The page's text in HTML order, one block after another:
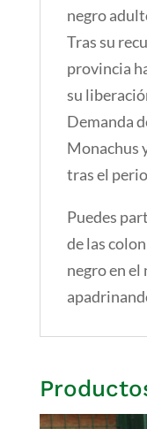
negro
Tras su
provincia
su
Demanda
Monachus
tras el
Puedes
de las
negro en